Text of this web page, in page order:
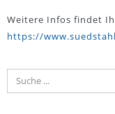
Weitere Infos findet
https://